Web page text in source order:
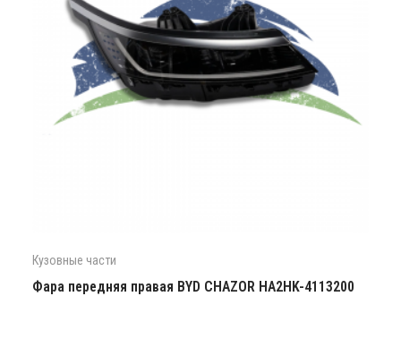
Кузовные части
Фара передняя правая BYD CHAZOR HA2HK-4113200